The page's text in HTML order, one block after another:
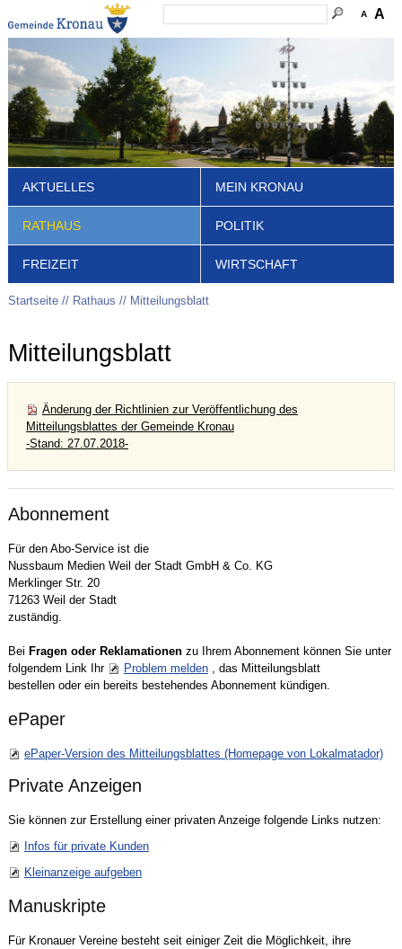
A A
AKTUELLES MEIN KRONAU
RATHAUS POLITIK
FREIZEIT WIRTSCHAFT
Startseite Rathaus Mitteilungsblatt
Mitteilungsblatt
Änderung der Richtlinien zur Veröffentlichung des
Mitteilungsblattes der Gemeinde Kronau
-Stand: 27.07.2018-
Abonnement
Für den Abo-Service ist die
Nussbaum Medien Weil der Stadt GmbH & Co. KG
Merklinger Str. 20
71263 Weil der Stadt
zuständig.
Bei Fragen oder Reklamationenzu Ihrem Abonnement können Sie unter
folgendem Link Ihr
Problem melden, das Mitteilungsblatt
bestellen oder ein bereits bestehendes Abonnement kündigen.
ePaper
ePaper-Version des Mitteilungsblattes (Homepage von Lokalmatador)
Private Anzeigen
Sie können zur Erstellung einer privaten Anzeige folgende Links nutzen:
Infos für private Kunden
Kleinanzeige aufgeben
Manuskripte
Für Kronauer Vereine besteht seit einiger Zeit die Möglichkeit, ihre